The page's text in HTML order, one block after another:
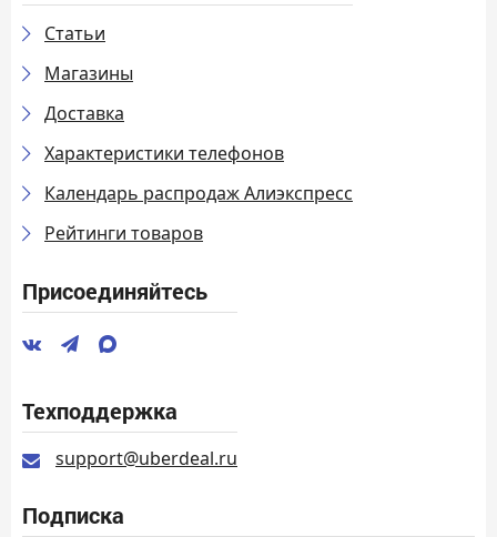
Статьи
Магазины
Доставка
Характеристики телефонов
Календарь распродаж Алиэкспресс
Рейтинги товаров
Присоединяйтесь
Техподдержка
support@uberdeal.ru
Подписка